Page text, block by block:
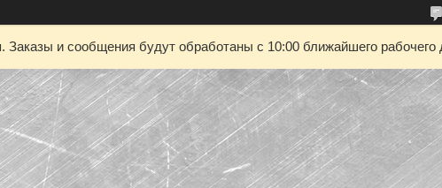
и сообщения будут обработаны с 10:00 ближайшего рабочего